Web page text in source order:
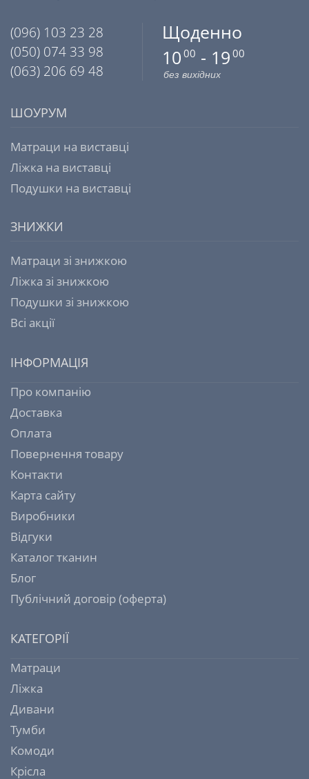
(096) 103 23 28
(050) 074 33 98
(063) 206 69 48
Щоденно
10 00 - 19 00
без вихідних
ШОУРУМ
Матраци на виставці
Ліжка на виставці
Подушки на виставці
ЗНИЖКИ
Матраци зі знижкою
Ліжка зі знижкою
Подушки зі знижкою
Всі акції
ІНФОРМАЦІЯ
Про компанію
Доставка
Оплата
Повернення товару
Контакти
Карта сайту
Виробники
Відгуки
Каталог тканин
Блог
Публічний договір (оферта)
КАТЕГОРІЇ
Матраци
Ліжка
Дивани
Тумби
Комоди
Крісла